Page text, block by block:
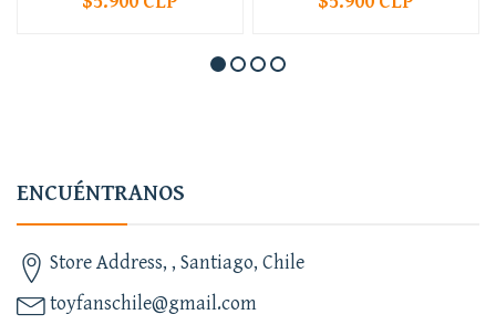
ENCUÉNTRANOS
Store Address, , Santiago, Chile
toyfanschile@gmail.com